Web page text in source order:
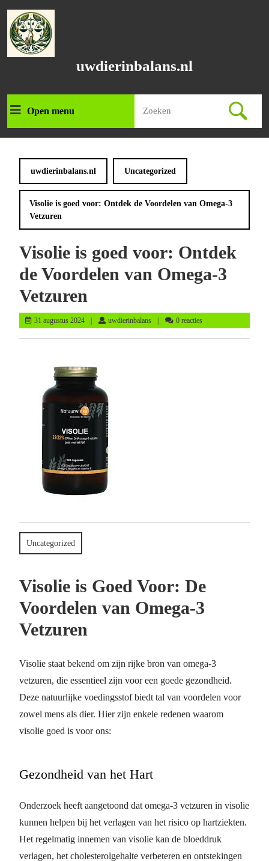
naar
inhoud
uwdierinbalans.nl
Open menuOpen
menu
naar:
uwdierinbalans.nl Uncategorized
Visolie is goed voor: Ontdek de Voordelen van Omega-3
Vetzuren
Visolie is goed voor: Ontdek
de Voordelen van Omega-3
Vetzuren
31 augustus 202431
augustus
uwdierinbalansuwdierinbalans
0 reacties
Uncategorized
Visolie is Goed Voor: De
Voordelen van Omega-3
Vetzuren
Visolie staat bekend om zijn rijke bron van omega-3
vetzuren, die essentieel zijn voor een goede gezondheid.
Deze natuurlijke voedingsstof biedt tal van voordelen voor
zowel mens als dier. Hier zijn enkele redenen waarom
visolie goed is voor ons:
Gezondheid van het Hart
Onderzoek heeft aangetoond dat omega-3 vetzuren in visolie
kunnen helpen bij het verlagen van het risico op hartziekten.
Het regelmatig innemen van visolie kan de bloeddruk
verlagen, het cholesterolgehalte verbeteren en ontstekingen